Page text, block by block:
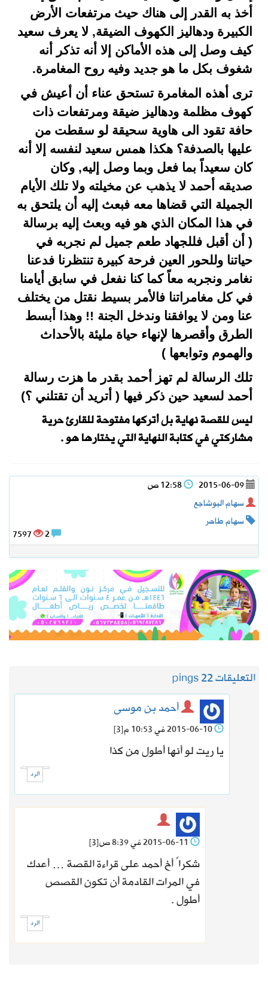
أخذ به القدر إلى هناك حيث مرتفعات الأرض
الكبيرة ودهاليز الكهوف الضيقة, لا يعرف سعيد
كيف وصل إلى هذه الأماكن إلا أنه تذكر أنه
شغوف بكل ما هو جديد وفيه روح المغامرة.
ترى أهذه المغامرة تستحق عناء أن أعيش في
كهوف مظلمة ودهاليز ضيقة ومرتفعات ذات
حافة تقود الى هاوية سحيقة لو سقطت من
عليها بالصدفة؟ هكذا همس سعيد لنفسه إلا أنه
كان سعيداً بما فعل وبما وصل إليه, وكان
صديقه أحمد لا يذهب عن مخيلته ولا تلك الأيام
الجميلة التي قضاها معه فبعث إليه أن يلتحق به
في هذا المكان الذي هو فيه وبعث إليه برسالة
( أن أقبل فللجهاد طعم جميل لم نجربه في
حياتنا وللحور العين فرحة كبيرة تنتظرنا فدعنا
نغامر ونجربه معاً كما كنا نفعل في سابق أيامنا
في كل مغامراتنا فالأمر بسيط نقتل من يختلف
عنا ومن لا يوافقنا وندخل الجنة !! وهذا أبسط
الطرق وأقصرها لإنهاء حياة مليئة بالأحداث
والهموم وتوابعها )
تلك الرسالة لم تهز أحمد بقدر ما هزت رسالة
أحمد لسعيد حين ذكر فيها ( أتريد أن تقتلني ؟)
ليس للقصة نهاية بل أتركها مفتوحة للقارئ حرية
مشاركتي في كتابة النهاية التي يختارها هو .
2015-06-09
سهام البوشاجع
سهام طاهر
7597
التعليقات 2 2 pings
أحمد بن موسى
[3]
يا ريت لو أنها أطول من كذا
الرد
[3]
شكراً أخ أحمد على قراءة القصة … أعدك
في المرات القادمة أن تكون القصص
أطول .
الرد